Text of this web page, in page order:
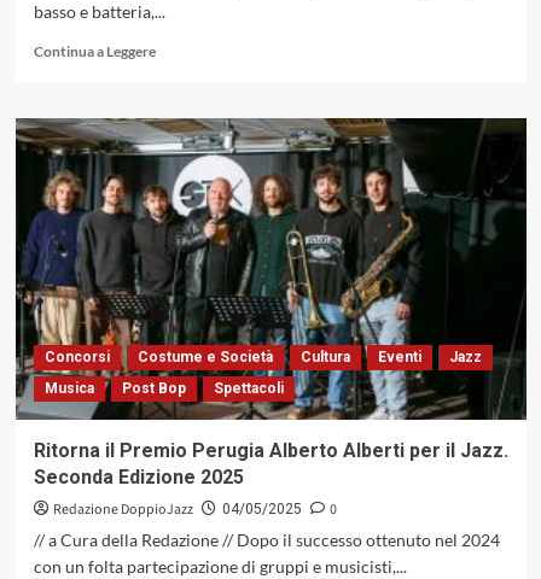
basso e batteria,...
Continua a LeggereLeggi
su
Fabio
Morgera,
Antonio
Barbagallo
NYC
Nonet
con
«Cento
Estati
Omaggio
a
Bruno
Martino»(MUJIC,
Concorsi Costume e Società Cultura Eventi
Jazz
Musica
Post Bop Spettacoli
Ritorna il Premio Perugia Alberto Alberti per il Jazz.
Seconda Edizione 2025
Redazione DoppioJazz 04/05/2025
0
// a Cura della Redazione // Dopo il successo ottenuto nel 2024
con un folta partecipazione di gruppi e musicisti,...